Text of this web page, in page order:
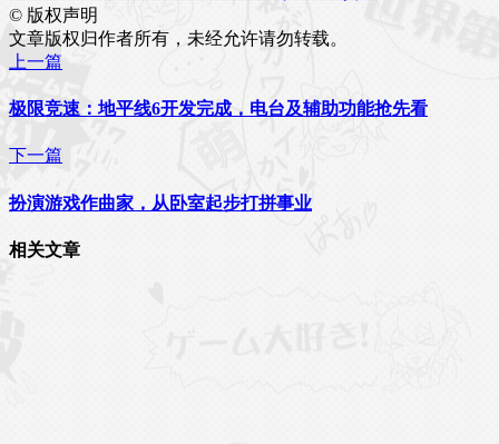
© 版权声明
文章版权归作者所有，未经允许请勿转载。
上一篇
极限竞速：地平线6开发完成，电台及辅助功能抢先看
下一篇
扮演游戏作曲家，从卧室起步打拼事业
相关文章